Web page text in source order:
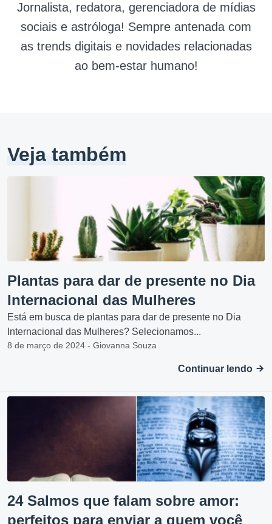
Jornalista, redatora, gerenciadora de mídias
sociais e astróloga! Sempre antenada com
as trends digitais e novidades relacionadas
ao bem-estar humano!
Veja também
Plantas para dar de presente no Dia
Internacional das Mulheres
Está em busca de plantas para dar de presente no Dia
Internacional das Mulheres? Selecionamos...
8 de março de 2024 - Giovanna Souza
Continuar lendo
24 Salmos que falam sobre amor:
perfeitos para enviar a quem você